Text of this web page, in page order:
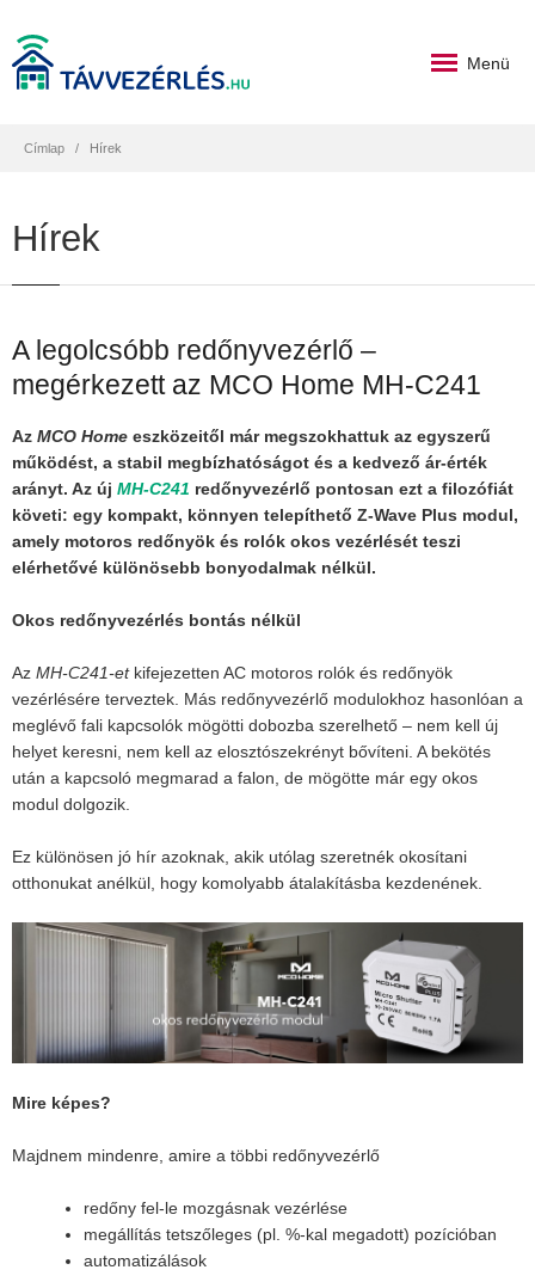
Menü
Címlap Hírek
Hírek
A legolcsóbb redőnyvezérlő –
megérkezett az MCO Home MH-C241
Az MCO Home eszközeitől már megszokhattuk az egyszerű
működést, a stabil megbízhatóságot és a kedvező ár-érték
arányt. Az új MH-C241 redőnyvezérlő pontosan ezt a filozófiát
követi: egy kompakt, könnyen telepíthető Z-Wave Plus modul,
amely motoros redőnyök és rolók okos vezérlését teszi
elérhetővé különösebb bonyodalmak nélkül.
Okos redőnyvezérlés bontás nélkül
Az MH-C241-etkifejezetten AC motoros rolók és redőnyök
vezérlésére terveztek. Más redőnyvezérlő modulokhoz hasonlóan a
meglévő fali kapcsolók mögötti dobozba szerelhető – nem kell új
helyet keresni, nem kell az elosztószekrényt bővíteni. A bekötés
után a kapcsoló megmarad a falon, de mögötte már egy okos
modul dolgozik.
Ez különösen jó hír azoknak, akik utólag szeretnék okosítani
otthonukat anélkül, hogy komolyabb átalakításba kezdenének.
Mire képes?
Majdnem mindenre, amire a többi redőnyvezérlő
redőny fel-le mozgásnak vezérlése
megállítás tetszőleges (pl. %-kal megadott) pozícióban
automatizálások